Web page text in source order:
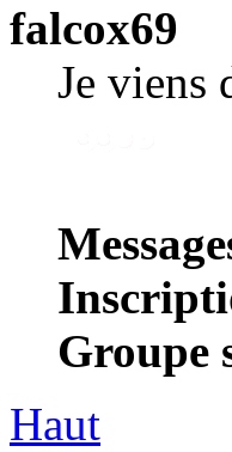
falcox69
Je viens
Groupe
Haut